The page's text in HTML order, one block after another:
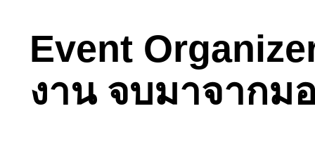
Event
งาน จบมาจากม